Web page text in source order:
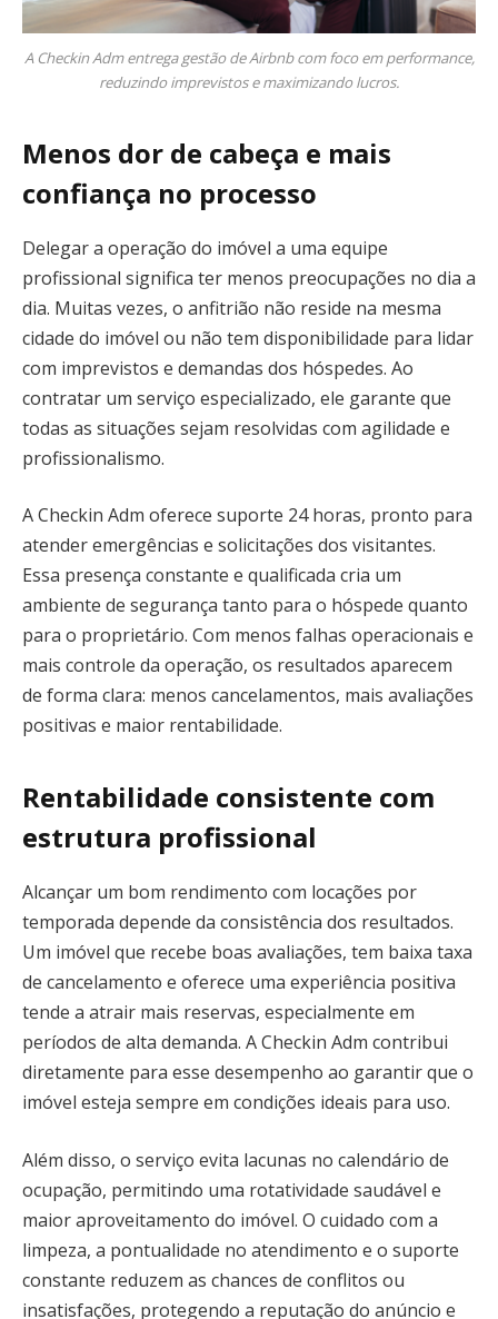
A Checkin Adm entrega gestão de Airbnb com foco em performance,
reduzindo imprevistos e maximizando lucros.
Menos dor de cabeça e mais
confiança no processo
Delegar a operação do imóvel a uma equipe
profissional significa ter menos preocupações no dia a
dia. Muitas vezes, o anfitrião não reside na mesma
cidade do imóvel ou não tem disponibilidade para lidar
com imprevistos e demandas dos hóspedes. Ao
contratar um serviço especializado, ele garante que
todas as situações sejam resolvidas com agilidade e
profissionalismo.
A Checkin Adm oferece suporte 24 horas, pronto para
atender emergências e solicitações dos visitantes.
Essa presença constante e qualificada cria um
ambiente de segurança tanto para o hóspede quanto
para o proprietário. Com menos falhas operacionais e
mais controle da operação, os resultados aparecem
de forma clara: menos cancelamentos, mais avaliações
positivas e maior rentabilidade.
Rentabilidade consistente com
estrutura profissional
Alcançar um bom rendimento com locações por
temporada depende da consistência dos resultados.
Um imóvel que recebe boas avaliações, tem baixa taxa
de cancelamento e oferece uma experiência positiva
tende a atrair mais reservas, especialmente em
períodos de alta demanda. A Checkin Adm contribui
diretamente para esse desempenho ao garantir que o
imóvel esteja sempre em condições ideais para uso.
Além disso, o serviço evita lacunas no calendário de
ocupação, permitindo uma rotatividade saudável e
maior aproveitamento do imóvel. O cuidado com a
limpeza, a pontualidade no atendimento e o suporte
constante reduzem as chances de conflitos ou
insatisfações, protegendo a reputação do anúncio e